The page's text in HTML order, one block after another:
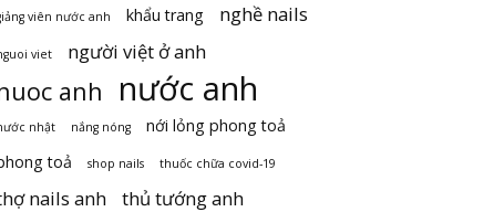
viên nước anh khẩu trang nghề nails
viet người việt ở anh
anh nước anh
nhật nắng nóng
nới lỏng phong toả
toả
shop nails thuốc chữa covid-19
nails anh thủ tướng anh